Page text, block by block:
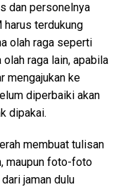
dan personelnya
harus terdukung
olah raga seperti
raga lain, apabila
mengajukan ke
diperbaiki akan
dipakai.
membuat tulisan
maupun foto-foto
jaman dulu